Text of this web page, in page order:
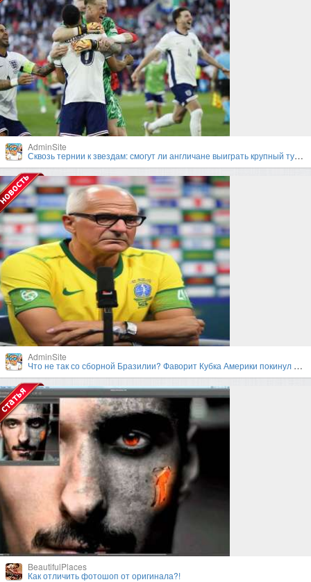
AdminSite
Сквозь тернии к звездам: смогут ли англичане выиграть крупный турнир под руководством Гарета Саутгейта?
AdminSite
Что не так со сборной Бразилии? Фаворит Кубка Америки покинул турнир в первом раунде плей-офф
BeautifulPlaces
Как отличить фотошоп от оригинала?!